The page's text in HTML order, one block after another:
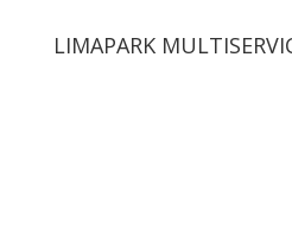
LIMAPARK